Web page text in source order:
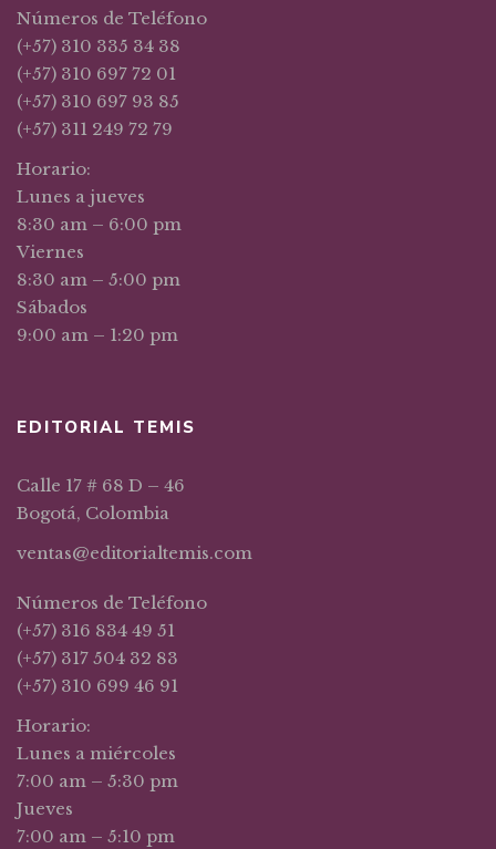
Números de Teléfono
(+57) 310 335 34 38
(+57) 310 697 72 01
(+57) 310 697 93 85
(+57) 311 249 72 79
Horario:
Lunes a jueves
8:30 am – 6:00 pm
Viernes
8:30 am – 5:00 pm
Sábados
9:00 am – 1:20 pm
EDITORIAL TEMIS
Calle 17 # 68 D – 46
Bogotá, Colombia
ventas@editorialtemis.com
Números de Teléfono
(+57) 316 834 49 51
(+57) 317 504 32 83
(+57) 310 699 46 91
Horario:
Lunes a miércoles
7:00 am – 5:30 pm
Jueves
7:00 am – 5:10 pm